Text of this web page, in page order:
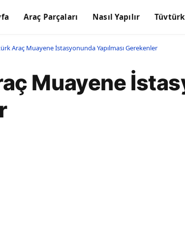
Araç Parçaları Nasıl Yapılır
Araç Muayene İstasyonunda Yapılması Gerekenler
Muayene